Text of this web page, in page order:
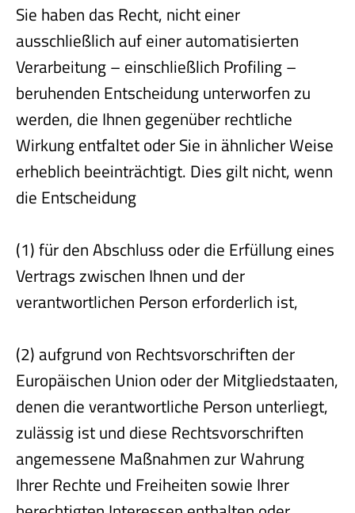
Sie haben das Recht, nicht einer
ausschließlich auf einer automatisierten
Verarbeitung – einschließlich Profiling –
beruhenden Entscheidung unterworfen zu
werden, die Ihnen gegenüber rechtliche
Wirkung entfaltet oder Sie in ähnlicher Weise
erheblich beeinträchtigt. Dies gilt nicht, wenn
die Entscheidung
(1) für den Abschluss oder die Erfüllung eines
Vertrags zwischen Ihnen und der
verantwortlichen Person erforderlich ist,
(2) aufgrund von Rechtsvorschriften der
Europäischen Union oder der Mitgliedstaaten,
denen die verantwortliche Person unterliegt,
zulässig ist und diese Rechtsvorschriften
angemessene Maßnahmen zur Wahrung
Ihrer Rechte und Freiheiten sowie Ihrer